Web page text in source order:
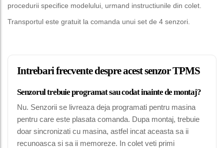
procedurii specifice modelului, urmand instructiunile din colet.
Transportul este gratuit la comanda unui set de 4 senzori.
Intrebari frecvente despre acest senzor TPMS
Senzorul trebuie programat sau codat inainte de montaj?
Nu. Senzorii se livreaza deja programati pentru masina
pentru care este plasata comanda. Dupa montaj, trebuie
doar sincronizati cu masina, astfel incat aceasta sa ii
recunoasca si sa ii memoreze. In colet veti primi